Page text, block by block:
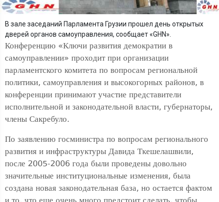
В зале заседаний Парламента Грузии прошел день открытых
дверей органов самоуправления, сообщает «GHN».
Конференцию «Ключи развития демократии в
самоуправлении» проходит при организации
парламентского комитета по вопросам региональной
политики, самоуправления и высокогорных районов, в
конференции принимают участие представители
исполнительной и законодательной власти, губернаторы,
члены Сакребуло.
По заявлению госминистра по вопросам регионального
развития и инфраструктуры Давида Ткешелашвили,
после 2005-2006 года были проведены довольно
значительные институциональные изменения, была
создана новая законодательная база, но остается фактом